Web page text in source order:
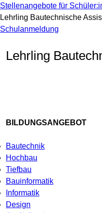
Stellenangebote für
Lehrling Bautechnische
Schulanmeldung
Lehrling
BILDUNGSANGEBOT
Bautechnik
Hochbau
Tiefbau
Bauinformatik
Informatik
Design